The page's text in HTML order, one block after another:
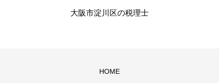
大阪市淀川区の税理士
HOME